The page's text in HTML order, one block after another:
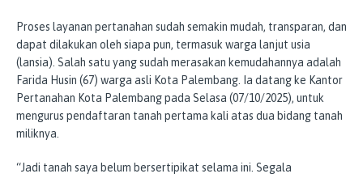
Proses layanan pertanahan sudah semakin mudah, transparan, dan
dapat dilakukan oleh siapa pun, termasuk warga lanjut usia
(lansia). Salah satu yang sudah merasakan kemudahannya adalah
Farida Husin (67) warga asli Kota Palembang. Ia datang ke Kantor
Pertanahan Kota Palembang pada Selasa (07/10/2025), untuk
mengurus pendaftaran tanah pertama kali atas dua bidang tanah
miliknya.
“Jadi tanah saya belum bersertipikat selama ini. Segala